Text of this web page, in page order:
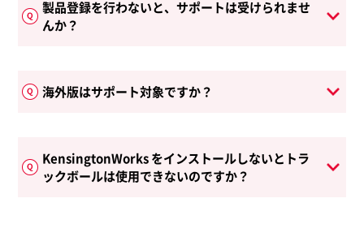
製品登録を行わないと、サポートは受けられませ
んか？
海外版はサポート対象ですか？
KensingtonWorks をインストールしないとトラ
ックボールは使用できないのですか？